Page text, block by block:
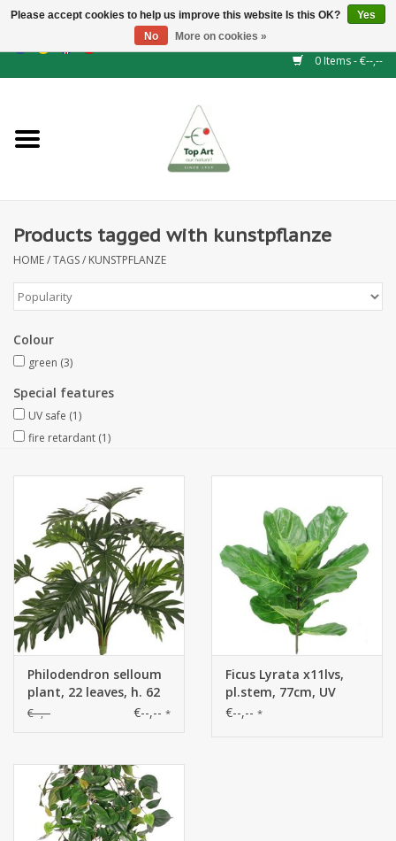
GBP/CHF
0 Items - €--,--
NEW!
Floral supplies
Artificial flowers
Artificial Plants
Leaf - and Berry branches
Artificial fruit
Wreaths
Products tagged with kunstpflanze
HOME/TAGS/ KUNSTPFLANZE
Colour
green (3)
Special features
UV safe (1)
fire retardant (1)
Philodendron selloum
plant, 22 leaves, h. 62
cm, Ø 65 cm
€--,-- €--,-- *
Ficus Lyrata x11lvs,
pl.stem, 77cm, UV
safe, no pot
€--,-- *
Please accept cookies to help us improve this website Is this OK?
Yes
No
More on cookies »